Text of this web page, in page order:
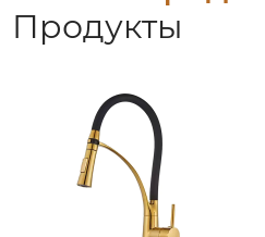
Продукты